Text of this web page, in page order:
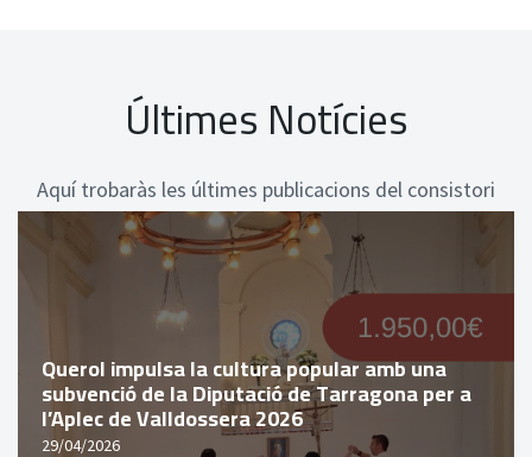
Últimes Notícies
Aquí trobaràs les últimes publicacions del consistori
Querol impulsa la cultura popular amb una
subvenció de la Diputació de Tarragona per a
l’Aplec de Valldossera 2026
29/04/2026